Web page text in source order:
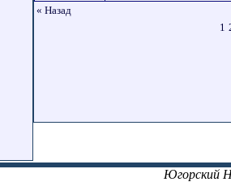
« Назад
1
Югорский